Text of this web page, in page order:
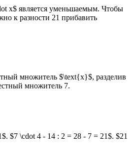
x$ является уменьшаемым. Чтобы
к разности 21 прибавить
множитель $\text{x}$, разделив
множитель 7.
$7 \cdot 4 - 14 : 2 = 28 - 7 = 21$. $21